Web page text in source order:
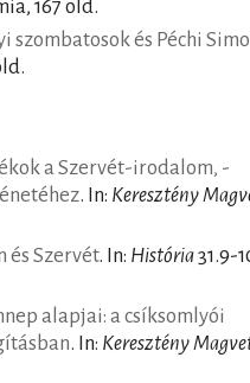
167 old.
szombatosok és Péchi
a Szervét-irodalom, -
. In: Keresztény
és Szervét. In: História31.9-
alapjai: a csíksomlyói
. In: Keresztény